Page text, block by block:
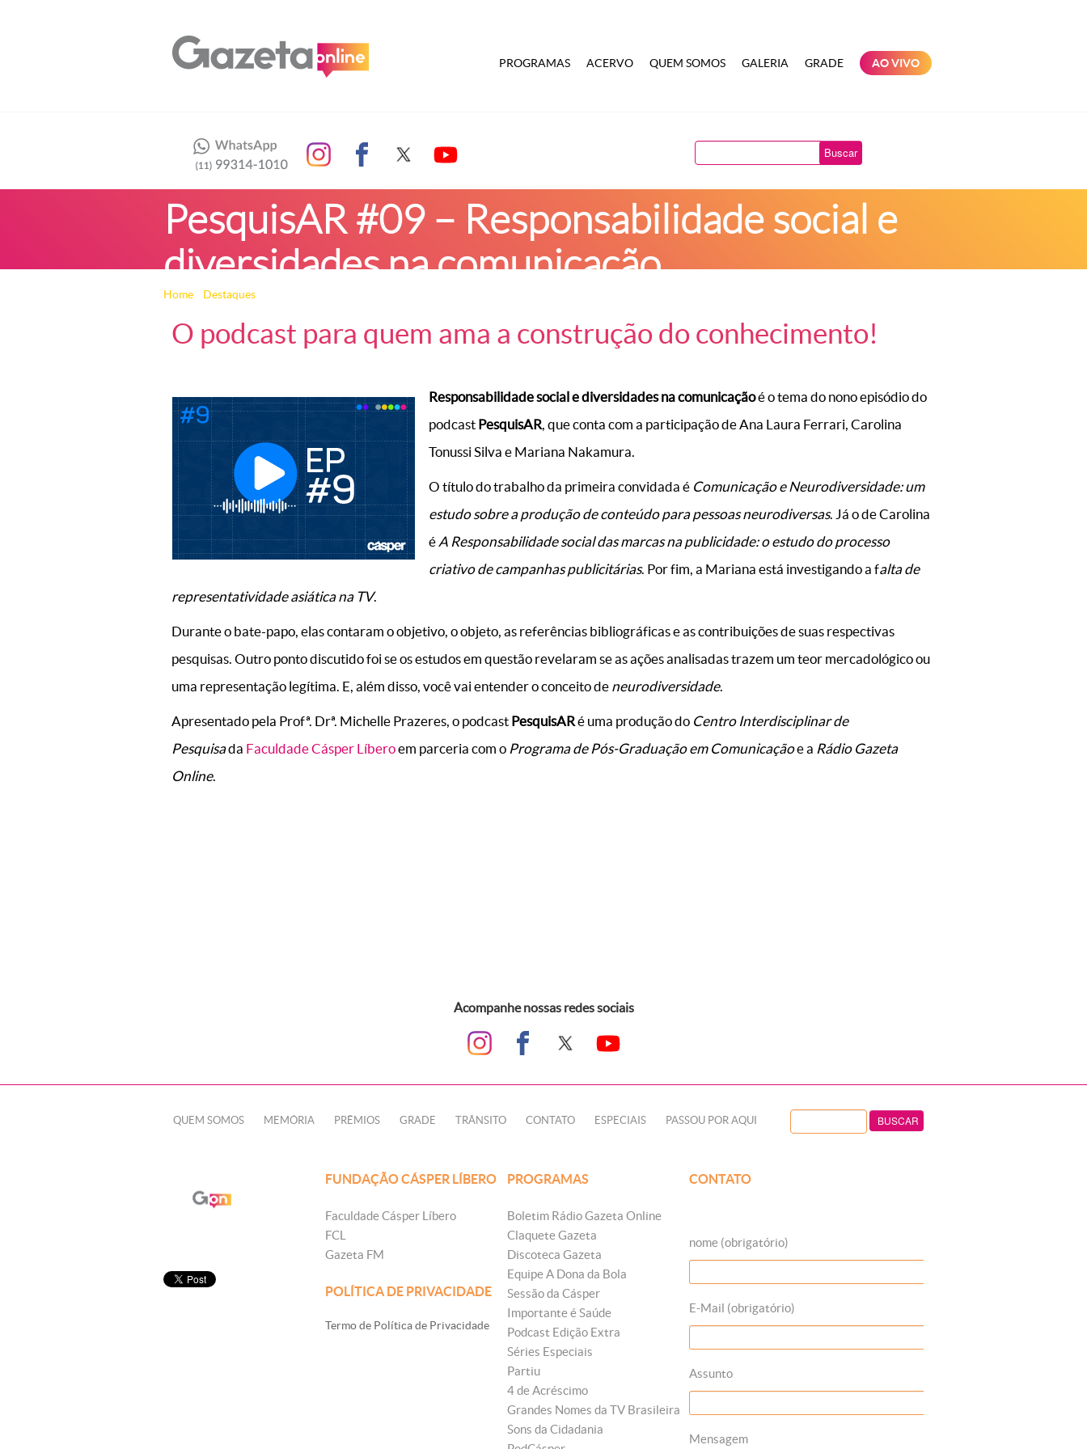
PROGRAMAS ACERVO QUEM SOMOS GALERIA GRADE AO VIVO
Buscar
PesquisAR #09 – Responsabilidade social e
diversidades na comunicação
Home Destaques
O podcast para quem ama a construção do conhecimento!
Responsabilidade social e diversidades na comunicaçãoé o tema do nono episódio do
podcast PesquisAR, que conta com a participação de Ana Laura Ferrari, Carolina
Tonussi Silva e Mariana Nakamura.
O título do trabalho da primeira convidada é Comunicação e Neurodiversidade: um
estudo sobre a produção de conteúdo para pessoas neurodiversas. Já o de Carolina
é A Responsabilidade social das marcas na publicidade: o estudo do processo
criativo de campanhas publicitárias. Por fim, a Mariana está investigando a falta de
representatividade asiática na TV.
Durante o bate-papo, elas contaram o objetivo, o objeto, as referências bibliográficas e as contribuições de suas respectivas
pesquisas. Outro ponto discutido foi se os estudos em questão revelaram se as ações analisadas trazem um teor mercadológico ou
uma representação legítima. E, além disso, você vai entender o conceito de neurodiversidade.
Apresentado pela Profª. Drª. Michelle Prazeres, o podcast PesquisARé uma produção do Centro Interdisciplinar de
Pesquisada Faculdade Cásper Líberoem parceria com o Programa de Pós-Graduação em Comunicaçãoe a Rádio Gazeta
Online.
Acompanhe nossas redes sociais
QUEM SOMOS MEMÓRIA PRÊMIOS GRADE TRÂNSITO CONTATO ESPECIAIS PASSOU POR AQUI
FUNDAÇÃO CÁSPER LÍBERO
Faculdade Cásper Líbero
FCL
Gazeta FM
POLÍTICA DE PRIVACIDADE
Termo de Política de Privacidade
PROGRAMAS
Boletim Rádio Gazeta Online
Claquete Gazeta
Discoteca Gazeta
Equipe A Dona da Bola
Sessão da Cásper
Importante é Saúde
Podcast Edição Extra
Séries Especiais
Partiu
4 de Acréscimo
Grandes Nomes da TV Brasileira
Sons da Cidadania
CONTATO
nome (obrigatório)
E-Mail (obrigatório)
Assunto
Mensagem